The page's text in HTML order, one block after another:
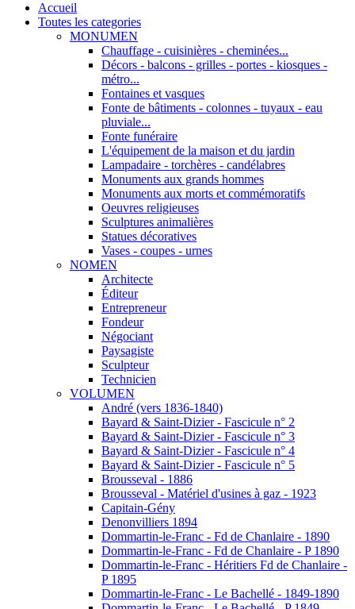
Accueil
Toutes les categories
MONUMEN
Chauffage - cuisinières - cheminées...
Décors - balcons - grilles - portes - kiosques -
métro...
Fontaines et vasques
Fonte de bâtiments - colonnes - tuyaux - eau
pluviale...
Fonte funéraire
L'équipement de la maison et du jardin
Lampadaire - torchères - candélabres
Monuments aux grands hommes
Monuments aux morts et commémoratifs
Oeuvres religieuses
Sculptures animalières
Statues décoratives
Vases - coupes - urnes
NOMEN
Architecte
Éditeur
Entrepreneur
Fondeur
Négociant
Paysagiste
Sculpteur
Technicien
VOLUMEN
André (vers 1836-1840)
Bayard & Saint-Dizier - Fascicule n° 2
Bayard & Saint-Dizier - Fascicule n° 3
Bayard & Saint-Dizier - Fascicule n° 4
Bayard & Saint-Dizier - Fascicule n° 5
Brousseval - 1886
Brousseval - Matériel d'usines à gaz - 1923
Capitain-Gény
Denonvilliers 1894
Dommartin-le-Franc - Fd de Chanlaire - 1890
Dommartin-le-Franc - Fd de Chanlaire - P 1890
Dommartin-le-Franc - Héritiers Fd de Chanlaire -
P 1895
Dommartin-le-Franc - Le Bachellé - 1849-1890